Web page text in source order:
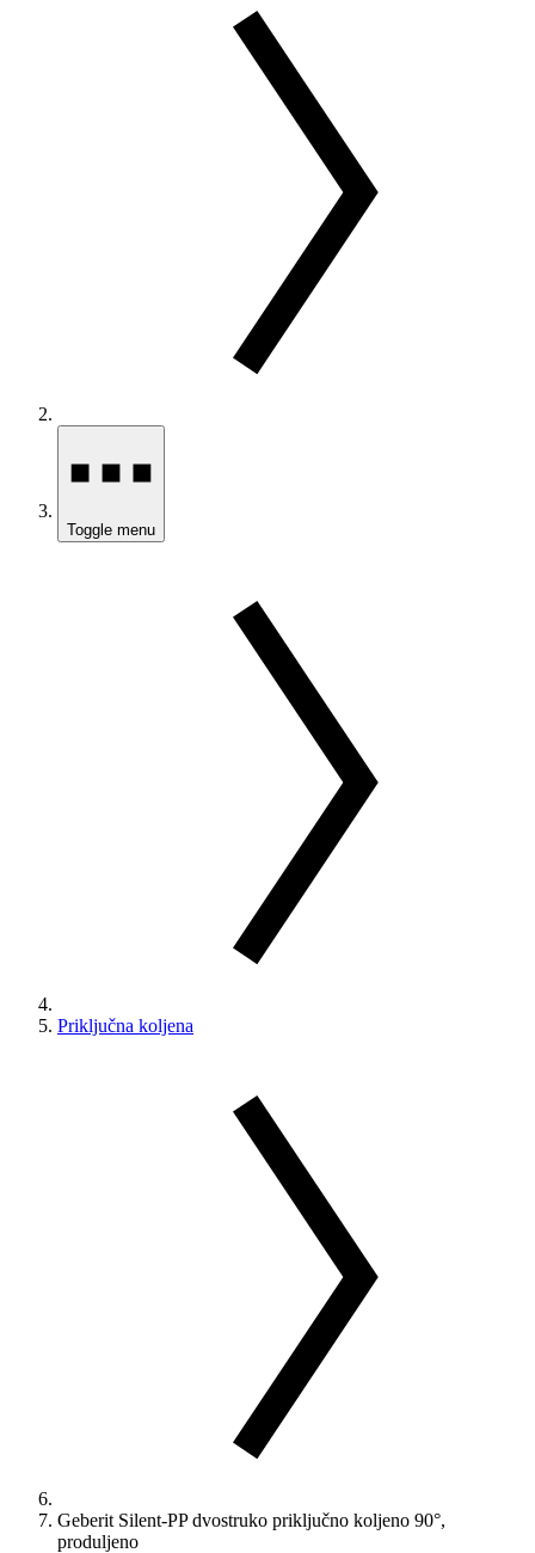
Toggle menu
Priključna koljena
Geberit Silent-PP dvostruko priključno koljeno 90°,
produljeno